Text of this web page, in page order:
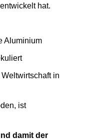
hat.
Aluminium
in
ist
damit der